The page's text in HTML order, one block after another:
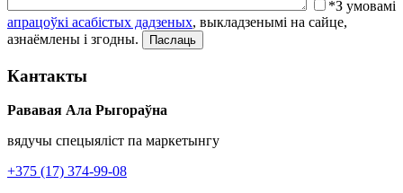
*З умовамі
апрацоўкі асабістых дадзеных, выкладзенымі на сайце,
азнаёмлены і згодны.
Кантакты
Рававая Ала Рыгораўна
вядучы спецыяліст па маркетынгу
+375 (17) 374-99-08